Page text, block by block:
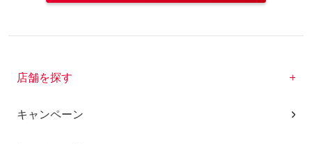
店舗を探す
キャンペーン